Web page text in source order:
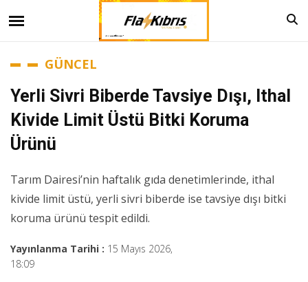
GÜNCEL
Yerli Sivri Biberde Tavsiye Dışı, Ithal
Kivide Limit Üstü Bitki Koruma
Ürünü
Tarım Dairesi’nin haftalık gıda denetimlerinde, ithal
kivide limit üstü, yerli sivri biberde ise tavsiye dışı bitki
koruma ürünü tespit edildi.
Yayınlanma Tarihi : 15 Mayıs 2026,
18:09